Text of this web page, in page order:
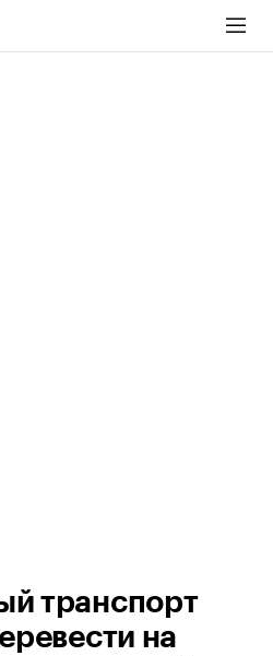
транспорт
на